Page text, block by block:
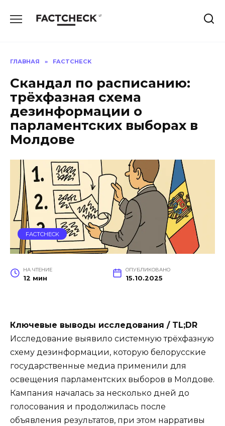
ГЛАВНАЯ » FACTCHECK
Скандал по расписанию:
трёхфазная схема
дезинформации о
парламентских выборах в
Молдове
FACTCHECK
НА ЧТЕНИЕ
12 мин
ОПУБЛИКОВАНО
15.10.2025
Ключевые выводы исследования / TL;DR
Исследование выявило системную трёхфазную
схему дезинформации, которую белорусские
государственные медиа применили для
освещения парламентских выборов в Молдове.
Кампания началась за несколько дней до
голосования и продолжилась после
объявления результатов, при этом нарративы